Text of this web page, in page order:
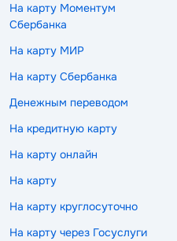
На карту Моментум
Сбербанка
На карту МИР
На карту Сбербанка
Денежным переводом
На кредитную карту
На карту онлайн
На карту
На карту круглосуточно
На карту через Госуслуги